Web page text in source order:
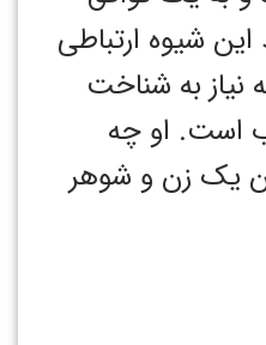
شیوه ارتباطی
نیاز به شناخت
است. او چه
یک زن و شوهر